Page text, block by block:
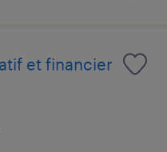
et financier